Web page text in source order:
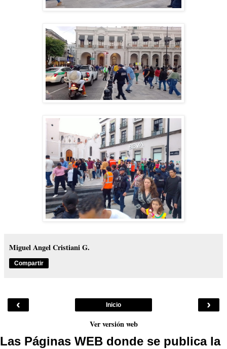
Miguel Angel Cristiani G.
Compartir
‹ ›
Inicio
Ver versión web
Las Páginas WEB donde se publica la